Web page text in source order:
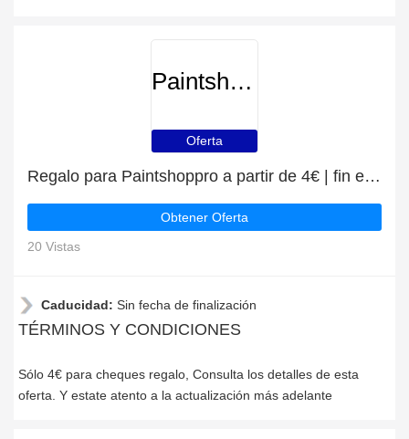
Paintshoppro
Oferta
Regalo para Paintshoppro a partir de 4€ | fin en breve
Obtener Oferta
20 Vistas
Caducidad: Sin fecha de finalización
TÉRMINOS Y CONDICIONES
Sólo 4€ para cheques regalo, Consulta los detalles de esta
oferta. Y estate atento a la actualización más adelante